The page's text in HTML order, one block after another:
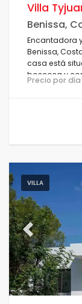
Villa
Benissa,
Encantadora
Benissa,
casa está
boscosa y
Advocat, a 4
Precio por
VILLA
Previous